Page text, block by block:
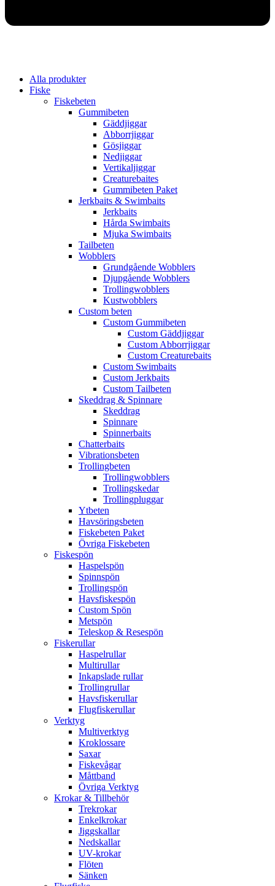
Alla produkter
Fiske
Fiskebeten
Gummibeten
Gäddjiggar
Abborrjiggar
Gösjiggar
Nedjiggar
Vertikaljiggar
Creaturebaites
Gummibeten Paket
Jerkbaits & Swimbaits
Jerkbaits
Hårda Swimbaits
Mjuka Swimbaits
Tailbeten
Wobblers
Grundgående Wobblers
Djupgående Wobblers
Trollingwobblers
Kustwobblers
Custom beten
Custom Gummibeten
Custom Gäddjiggar
Custom Abborrjiggar
Custom Creaturebaits
Custom Swimbaits
Custom Jerkbaits
Custom Tailbeten
Skeddrag & Spinnare
Skeddrag
Spinnare
Spinnerbaits
Chatterbaits
Vibrationsbeten
Trollingbeten
Trollingwobblers
Trollingskedar
Trollingpluggar
Ytbeten
Havsöringsbeten
Fiskebeten Paket
Övriga Fiskebeten
Fiskespön
Haspelspön
Spinnspön
Trollingspön
Havsfiskespön
Custom Spön
Metspön
Teleskop & Resespön
Fiskerullar
Haspelrullar
Multirullar
Inkapslade rullar
Trollingrullar
Havsfiskerullar
Flugfiskerullar
Verktyg
Multiverktyg
Kroklossare
Saxar
Fiskevågar
Måttband
Övriga Verktyg
Krokar & Tillbehör
Trekrokar
Enkelkrokar
Jiggskallar
Nedskallar
UV-krokar
Flöten
Sänken